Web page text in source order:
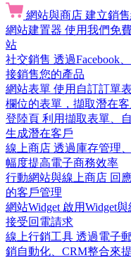
網站與商店 建立銷
網站建置器 使用我們免
站
社交銷售 透過Facebook
接銷售您的產品
網站表單 使用自訂訂單
欄位的表單，擷取潛在客
登陸頁 利用擷取表單、
生成潛在客戶
線上商店 透過庫存管理
幅度提高電子商務效率
行動網站與線上商店 回
的客戶管理
網站Widget 啟用Widget
接受回電請求
線上行銷工具 透過電子
銷自動化、CRM整合來